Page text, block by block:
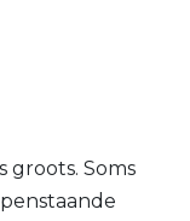
groots. Soms